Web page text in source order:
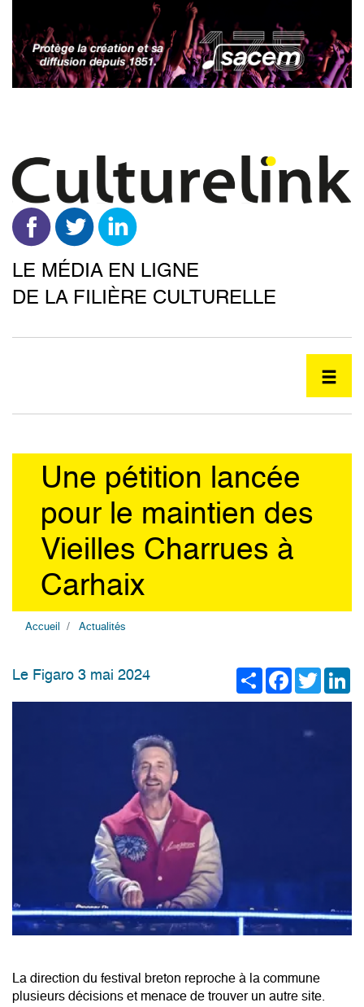
contenu
principal
LE MÉDIA EN LIGNE
DE LA FILIÈRE CULTURELLE
Une pétition lancée
pour le maintien des
Vieilles Charrues à
Carhaix
Accueil Actualités
ShareFacebook
Twitter
Le Figaro 3 mai 2024
La direction du festival breton reproche à la commune
plusieurs décisions et menace de trouver un autre site.